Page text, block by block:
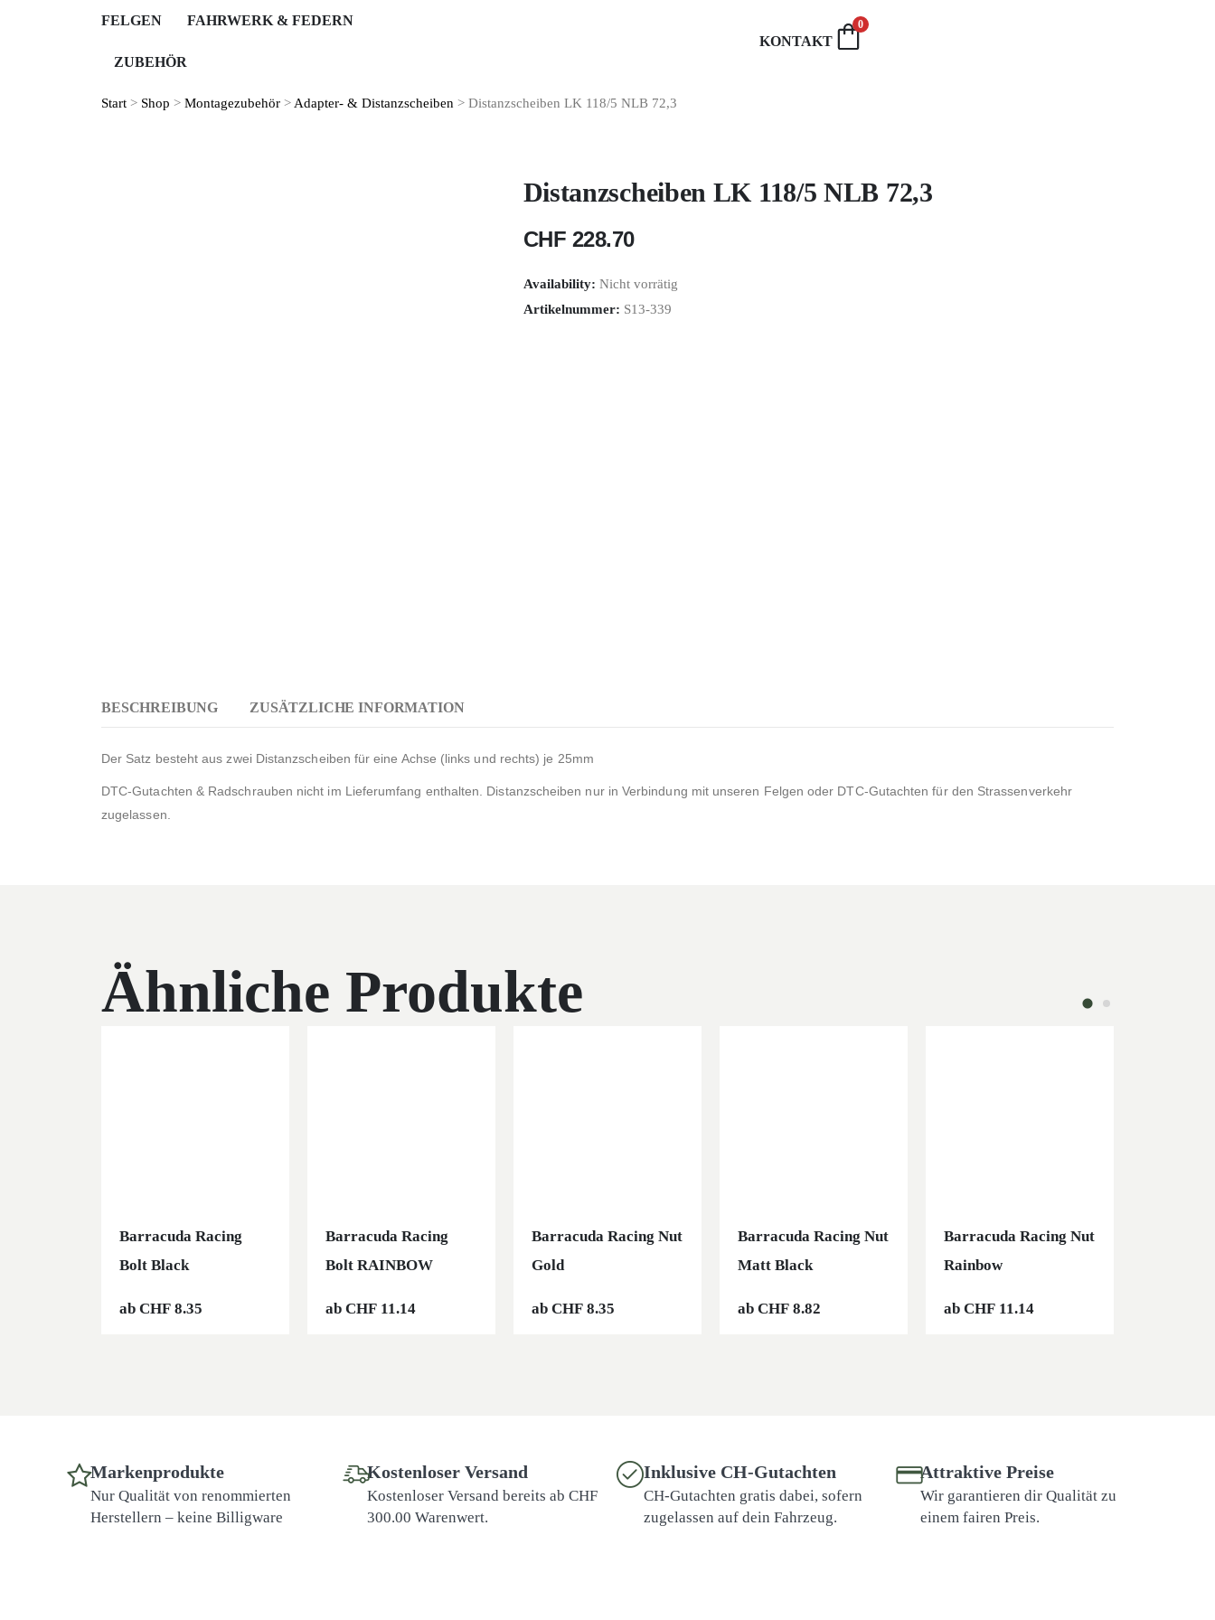
FELGEN FAHRWERK & FEDERN
ZUBEHÖR
KONTAKT
0
Start > Shop > Montage­zubehör > Adapter- & Distanzscheiben > Distanzscheiben LK 118/5 NLB 72,3
Distanzscheiben LK 118/5 NLB 72,3
CHF 228.70
Availability: Nicht vorrätig
Artikelnummer: S13-339
BESCHREIBUNG ZUSÄTZLICHE INFORMATION
Der Satz besteht aus zwei Distanzscheiben für eine Achse (links und rechts) je 25mm
DTC-Gutachten & Radschrauben nicht im Lieferumfang enthalten. Distanzscheiben nur in Verbindung mit unseren Felgen oder DTC-Gutachten für den Strassenverkehr
zugelassen.
Ähnliche Produkte
Barracuda Racing
Bolt Black
ab CHF 8.35
Barracuda Racing
Bolt RAINBOW
ab CHF 11.14
Barracuda Racing Nut
Gold
ab CHF 8.35
Barracuda Racing Nut
Matt Black
ab CHF 8.82
Barracuda Racing Nut
Rainbow
ab CHF 11.14
Markenprodukte
Nur Qualität von renommierten
Herstellern – keine Billigware
Kostenloser Versand
Kostenloser Versand bereits ab CHF
300.00 Warenwert.
Inklusive CH-Gutachten
CH-Gutachten gratis dabei, sofern
zugelassen auf dein Fahrzeug.
Attraktive Preise
Wir garantieren dir Qualität zu
einem fairen Preis.